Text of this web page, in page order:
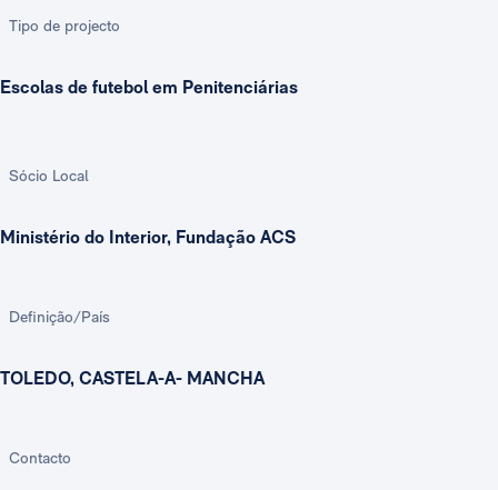
Tipo de projecto
Escolas de futebol em Penitenciárias
Sócio Local
Ministério do Interior, Fundação ACS
Definição/País
TOLEDO, CASTELA-A- MANCHA
Contacto